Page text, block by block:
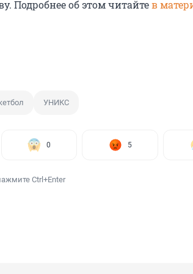
Подробнее об этом читайтев
УНИКС
0 5
Ctrl+Enter